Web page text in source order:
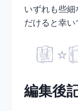
いずれも些
だけると幸い
編集後